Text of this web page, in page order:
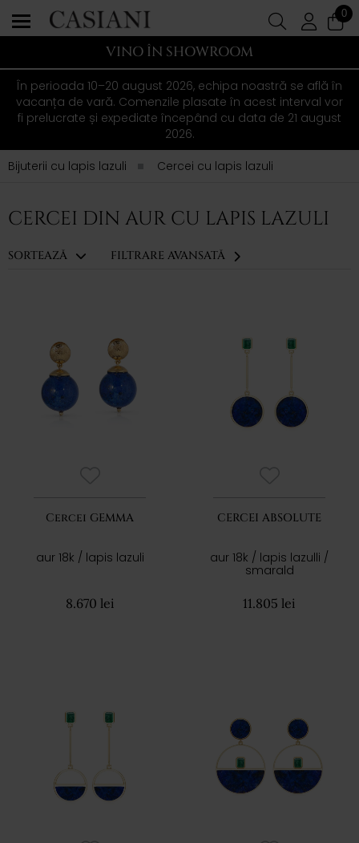
0
VINO ÎN SHOWROOM
În perioada 10–20 august 2026, echipa noastră se află în
vacanța de vară. Comenzile plasate în acest interval vor
fi prelucrate și expediate începând cu data de 21 august
2026.
Bijuterii cu lapis lazuli
Cercei cu lapis lazuli
CERCEI DIN AUR CU LAPIS LAZULI
SORTEAZĂ FILTRARE AVANSATĂ
Cercei GEMMA
aur 18k / lapis lazuli
8.670 lei
CERCEI ABSOLUTE
aur 18k / lapis lazulli /
smarald
11.805 lei